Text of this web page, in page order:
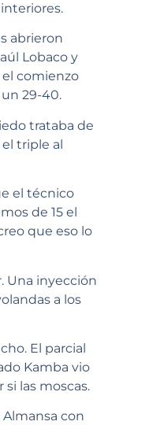
abrieron
Lobaco y
comienzo
29-40.
trataba de
triple al
el técnico
de 15 el
que eso lo
Una inyección
a los
El parcial
Kamba vio
las moscas.
con